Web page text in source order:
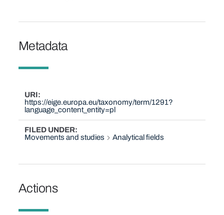
Metadata
URI
https://eige.europa.eu/taxonomy/term/1291?
language_content_entity=pl
FILED UNDER
Movements and studies
Analytical fields
Actions